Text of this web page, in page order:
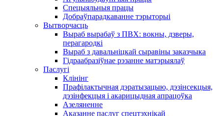
Спецыяльныя працы
Добраўпарадкаванне тэрыторыі
Вытворчасць
Выраб вырабаў з ПВХ: вокны, дзверы,
перагародкі
Выраб з давальніцкай сыравіны заказчыка
Гідраабразіўнае рэзанне матэрыялаў
Паслугі
Клінінг
Прафілактычная дэратызацыю, дэзiнсекцыя,
дэзінфекцыя і акарицыдная апрацоўка
Азеляненне
Аказанне паслуг спецтэхнікай